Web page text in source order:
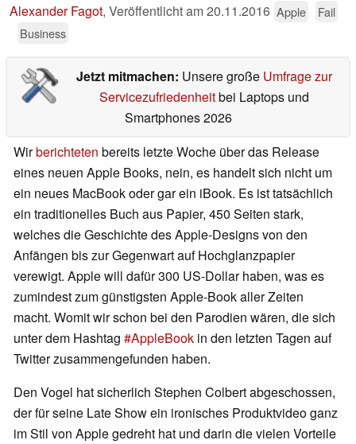
Alexander Fagot, Veröffentlicht am20.11.2016 Apple
Fail
Business
Jetzt mitmachen: Unsere große Umfrage zur
Servicezufriedenheitbei Laptops und
Smartphones 2026
Wirberichteten bereits letzte Woche über das Release
eines neuen Apple Books, nein, es handelt sich nicht um
ein neues MacBook oder gar ein iBook. Es ist tatsächlich
ein traditionelles Buch aus Papier, 450 Seiten stark,
welches die Geschichte des Apple-Designs von den
Anfängen bis zur Gegenwart auf Hochglanzpapier
verewigt. Apple will dafür 300 US-Dollar haben, was es
zumindest zum günstigsten Apple-Book aller Zeiten
macht. Womit wir schon bei den Parodien wären, die sich
unter dem Hashtag #AppleBook in den letzten Tagen auf
Twitter zusammengefunden haben.
Den Vogel hat sicherlich Stephen Colbert abgeschossen,
der für seine Late Show ein ironisches Produktvideo ganz
im Stil von Apple gedreht hat und darin die vielen Vorteile